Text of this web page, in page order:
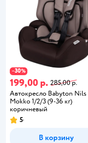
−30%
199,00 р. 285,00 р.
Автокресло Babyton Nils
Mokko 1/2/3 (9-36 кг)
коричневый
5
В корзину